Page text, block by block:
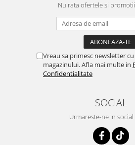
Nu rata ofertele si
Vreau sa primesc newsletter
magazinului. Afla mai multe in
Confidentialitate
SOCIAL
Urmareste-ne in